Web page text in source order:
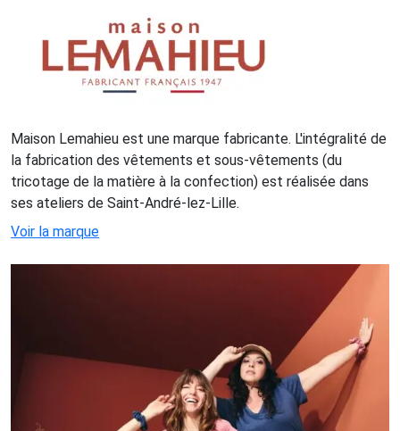
Maison Lemahieu est une marque fabricante. L'intégralité de
la fabrication des vêtements et sous-vêtements (du
tricotage de la matière à la confection) est réalisée dans
ses ateliers de Saint-André-lez-Lille.
Voir la marque